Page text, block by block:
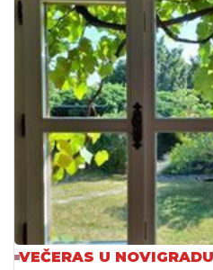
VEČERAS U NOVIGRADU